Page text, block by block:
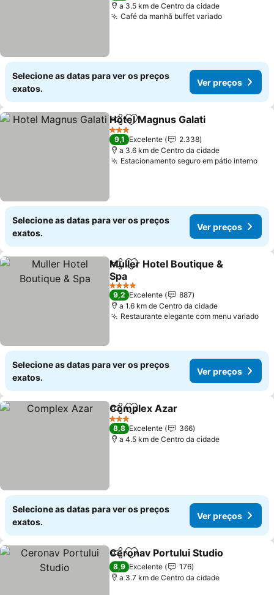
a 3.5 km de Centro da cidade
Café da manhã buffet variadoVer preços
Selecione as datas para ver os preços
exatos.
Ver preços
PartilharAdicionar aos favoritos
Hotel Magnus Galati
3 Estrelas
9,1 Excelente
2.338
a 3.6 km de Centro da cidade
Estacionamento seguro em pátio interno
Selecione as datas para ver os preços
exatos.
Ver preços
PartilharAdicionar aos favoritos
Muller Hotel Boutique &
Spa
Ver preços
4 Estrelas
9,2 Excelente
887
a 1.6 km de Centro da cidade
Restaurante elegante com menu variado
Selecione as datas para ver os preços
exatos.
Ver preços
PartilharAdicionar aos favoritos
Complex Azar
3 Estrelas
8,8 Excelente
366
a 4.5 km de Centro da cidade
Selecione as datas para ver os preços
exatos.
Ver preços
PartilharAdicionar aos favoritos
Ceronav Portului Studio
8,9 Excelente
176
a 3.7 km de Centro da cidade